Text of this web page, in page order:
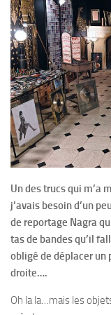
Un des trucs qui m’a
j’avais besoin d’un
de reportage Nagra
tas de bandes qu’il
obligé de déplacer un
droite….
Oh la la…mais les